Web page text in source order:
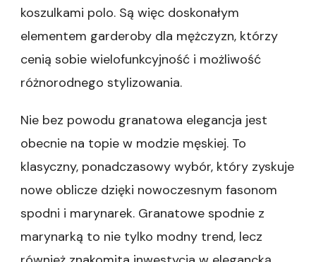
koszulkami polo. Są więc doskonałym
elementem garderoby dla mężczyzn, którzy
cenią sobie wielofunkcyjność i możliwość
różnorodnego stylizowania.
Nie bez powodu granatowa elegancja jest
obecnie na topie w modzie męskiej. To
klasyczny, ponadczasowy wybór, który zyskuje
nowe oblicze dzięki nowoczesnym fasonom
spodni i marynarek. Granatowe spodnie z
marynarką to nie tylko modny trend, lecz